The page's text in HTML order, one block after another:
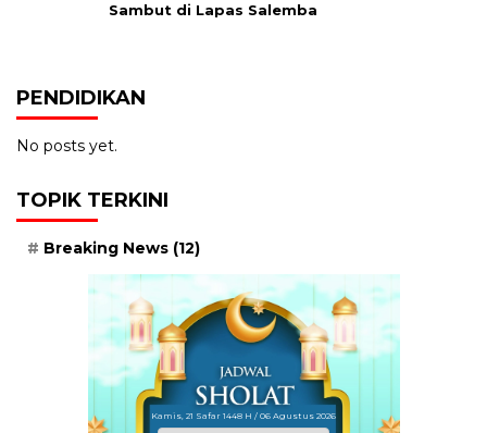
Sambut di Lapas Salemba
PENDIDIKAN
No posts yet.
TOPIK TERKINI
Breaking News (12)
Kamis, 21 Safar 1448 H / 06 Agustus 2026